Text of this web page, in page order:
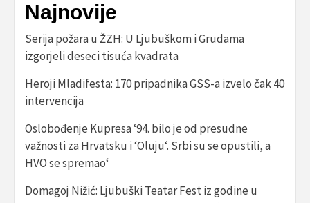
Najnovije
Serija požara u ŽZH: U Ljubuškom i Grudama
izgorjeli deseci tisuća kvadrata
Heroji Mladifesta: 170 pripadnika GSS-a izvelo čak 40
intervencija
Oslobođenje Kupresa ‘94. bilo je od presudne
važnosti za Hrvatsku i ‘Oluju‘. Srbi su se opustili, a
HVO se spremao‘
Domagoj Nižić: Ljubuški Teatar Fest iz godine u